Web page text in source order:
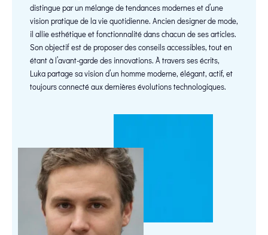
distingue par un mélange de tendances modernes et d’une
vision pratique de la vie quotidienne. Ancien designer de mode,
il allie esthétique et fonctionnalité dans chacun de ses articles.
Son objectif est de proposer des conseils accessibles, tout en
étant à l’avant-garde des innovations. À travers ses écrits,
Luka partage sa vision d’un homme moderne, élégant, actif, et
toujours connecté aux dernières évolutions technologiques.